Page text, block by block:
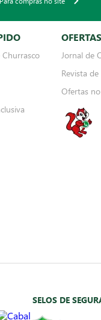
OFERTAS
Jornal de
Revista
Ofertas
SELOS DE